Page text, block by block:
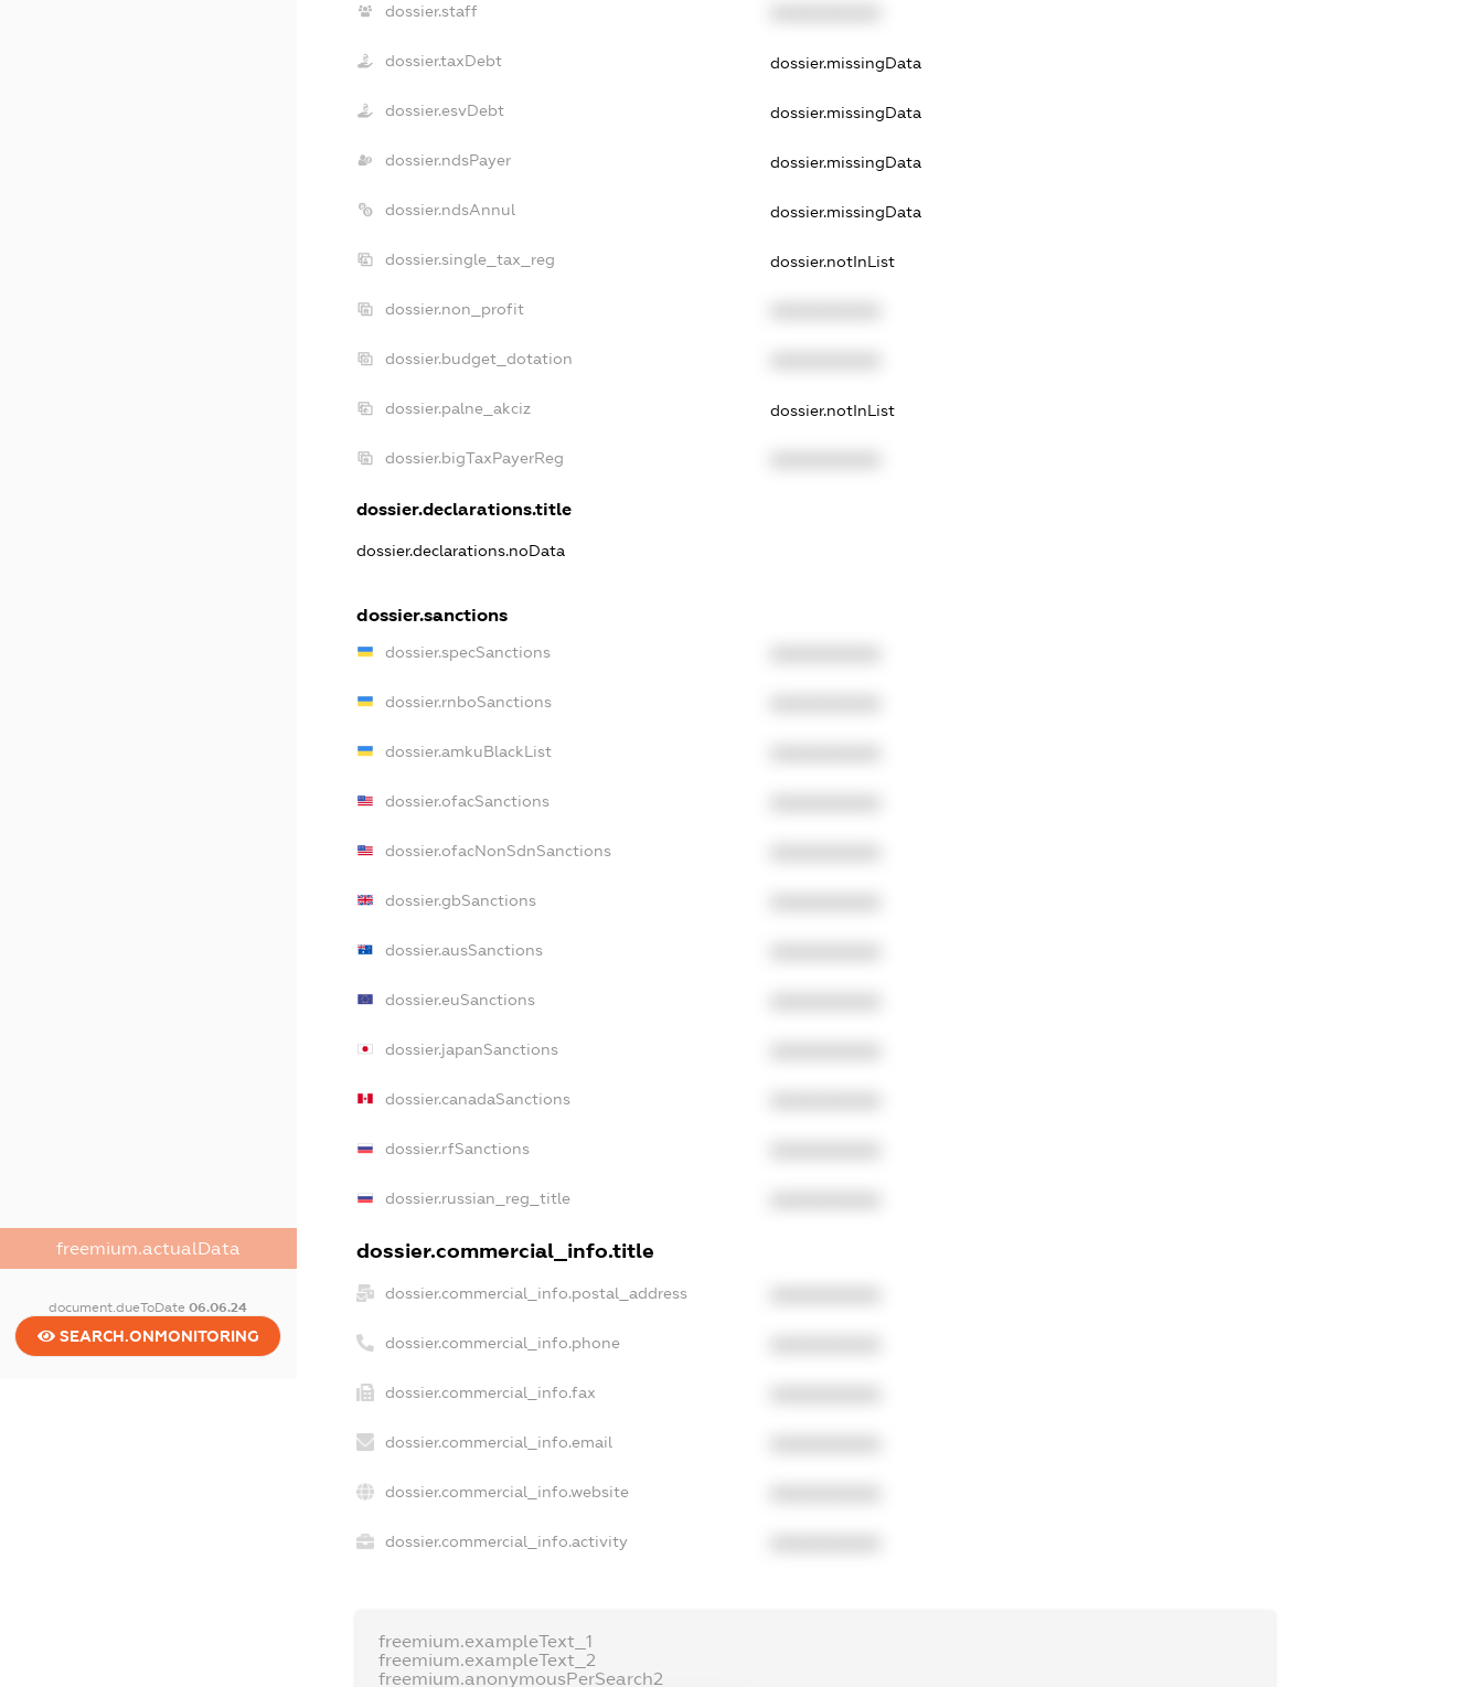
freemium.actualData
document.dueToDate06.06.24
SEARCH.ONMONITORING
dossier.staff
dossier.taxDebt dossier.missingData
dossier.esvDebt dossier.missingData
dossier.ndsPayer dossier.missingData
dossier.ndsAnnul dossier.missingData
dossier.single_tax_reg dossier.notInList
dossier.non_profit
dossier.budget_dotation
dossier.palne_akciz dossier.notInList
dossier.bigTaxPayerReg
dossier.declarations.title
dossier.declarations.noData
dossier.sanctions
dossier.specSanctions
dossier.rnboSanctions
dossier.amkuBlackList
dossier.ofacSanctions
dossier.ofacNonSdnSanctions
dossier.gbSanctions
dossier.ausSanctions
dossier.euSanctions
dossier.japanSanctions
dossier.canadaSanctions
dossier.rfSanctions
dossier.russian_reg_title
dossier.commercial_info.title
dossier.commercial_info.postal_address
dossier.commercial_info.phone
dossier.commercial_info.fax
dossier.commercial_info.email
dossier.commercial_info.website
dossier.commercial_info.activity
freemium.exampleText_1
freemium.exampleText_2
freemium.anonymousPerSearch2